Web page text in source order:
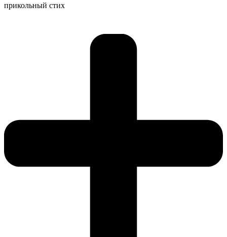
прикольный стих